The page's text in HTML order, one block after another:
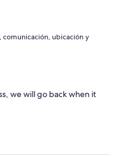
comunicación, ubicación y
we will go back when it